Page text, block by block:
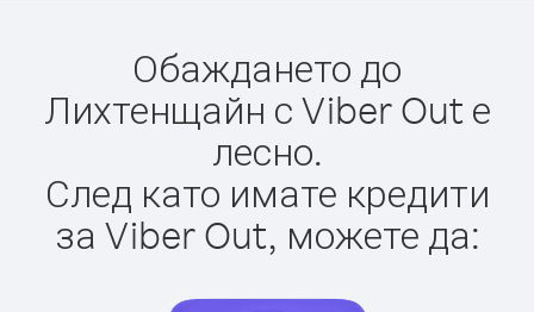
Обаждането до
Лихтенщайн с Viber Out е
лесно.
След като имате кредити
за Viber Out, можете да: